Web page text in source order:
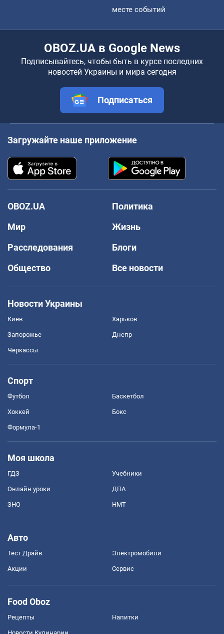
месте событий
OBOZ.UA в Google News
Подписывайтесь, чтобы быть в курсе последних
новостей Украины и мира сегодня
Подписаться
Загружайте наше приложение
OBOZ.UA
Политика
Мир
Жизнь
Расследования
Блоги
Общество
Все новости
Новости Украины
Киев Харьков
Запорожье Днепр
Черкассы
Спорт
Футбол Баскетбол
Хоккей Бокс
Формула-1
Моя школа
ГДЗ Учебники
Онлайн уроки ДПА
ЗНО НМТ
Авто
Тест Драйв Электромобили
Акции Сервис
Food Oboz
Рецепты Напитки